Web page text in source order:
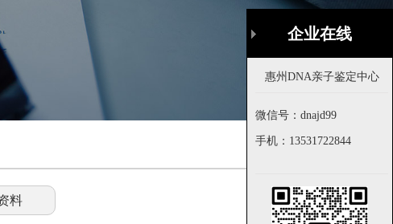
料
企业在线
微信号：dnajd99
手机： 13531722844
企业在线
微信号：dnajd99
手机： 13531722844